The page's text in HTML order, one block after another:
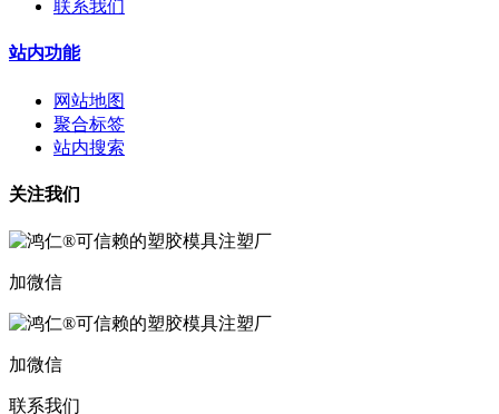
联系我们
站内功能
网站地图
聚合标签
站内搜索
关注我们
加微信
加微信
联系我们